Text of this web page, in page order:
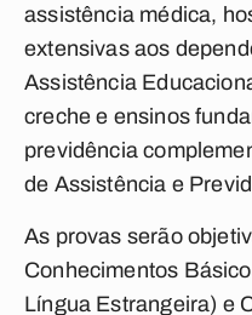
assistência médica,
extensivas aos
Assistência
creche e ensinos
previdência
de Assistência e
As provas serão
Conhecimentos
Língua Estrangeira) e